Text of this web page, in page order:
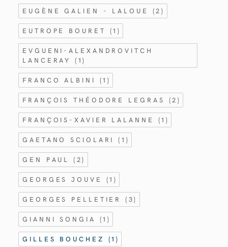
EUGÈNE GALIEN - LALOUE (2)
EUTROPE BOURET (1)
EVGUENI-ALEXANDROVITCH
LANCERAY(1)
FRANCO ALBINI (1)
FRANÇOIS THÉODORE LEGRAS (2)
FRANÇOIS-XAVIER LALANNE (1)
GAETANO SCIOLARI(1)
GEN PAUL(2)
GEORGES JOUVE (1)
GEORGES PELLETIER(3)
GIANNI SONGIA (1)
GILLES BOUCHEZ (1)